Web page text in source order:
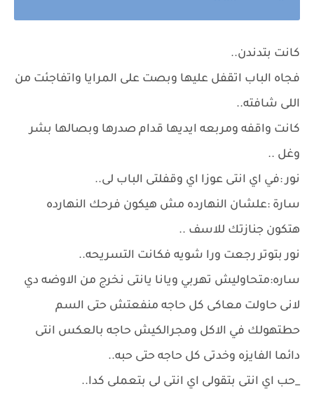
كانت بتدندن..
فجاه الباب اتقفل عليها وبصت على المرايا واتفاجئت من
اللى شافته..
كانت واقفه ومربعه ايديها قدام صدرها وبصالها بشر
وغل ..
نور :في اي انتى عوزا اي وقفلتى الباب لى..
سارة :علشان النهارده مش هيكون فرحك النهارده
هتكون جنازتك للاسف ..
نور بتوتر رجعت ورا شويه فكانت التسريحه..
ساره:متحاوليش تهربي ويانا يانتى نخرج من الاوضه دي
لانى حاولت معاكى كل حاجه منفعتش حتى السم
حطتهولك في الاكل ومجرالكيش حاجه بالعكس انتى
دائما الفايزه وخدتى كل حاجه حتى حبه..
_حب اي انتى بتقولى اي انتى لى بتعملى كدا..